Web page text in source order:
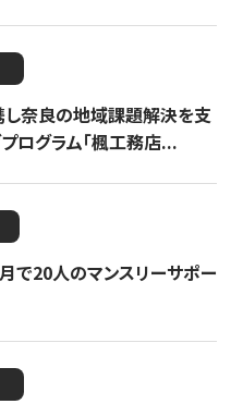
し奈良の地域課題解決を支
ログラム「楓工務店...
で20人のマンスリーサポー